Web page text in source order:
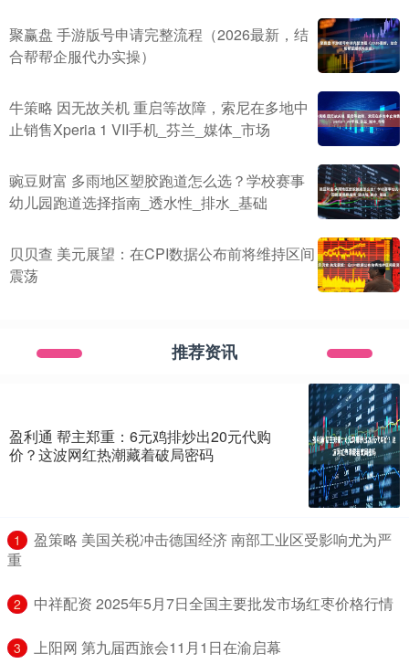
聚赢盘 手游版号申请完整流程（2026最新，结
合帮帮企服代办实操）
牛策略 因无故关机 重启等故障，索尼在多地中
止销售Xperia 1 VII手机_芬兰_媒体_市场
豌豆财富 多雨地区塑胶跑道怎么选？学校赛事
幼儿园跑道选择指南_透水性_排水_基础
贝贝查 美元展望：在CPI数据公布前将维持区间
震荡
推荐资讯
盈利通 帮主郑重：6元鸡排炒出20元代购
价？这波网红热潮藏着破局密码
1
​盈策略 美国关税冲击德国经济 南部工业区受影响尤为严
重
2 ​中祥配资 2025年5月7日全国主要批发市场红枣价格行情
3 ​上阳网 第九届西旅会11月1日在渝启幕